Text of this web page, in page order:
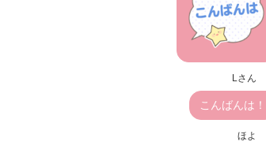
Lさん
こんばんは！
ほよ